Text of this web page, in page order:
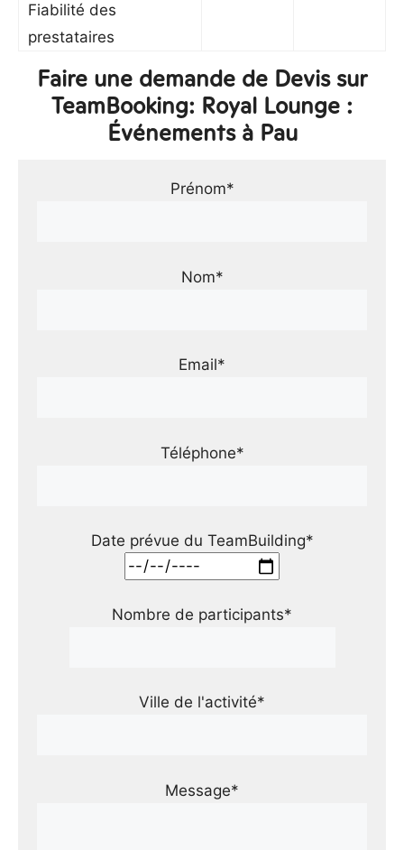
Fiabilité des
prestataires
Faire une demande de Devis sur
TeamBooking: Royal Lounge :
Événements à Pau
Prénom*
Nom*
Email*
Téléphone*
Date prévue du TeamBuilding*
Nombre de participants*
Ville de l'activité*
Message*